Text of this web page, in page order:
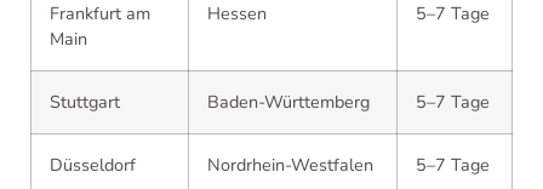
Frankfurt am
Main
Hessen 5–7 Tage
Stuttgart Baden-Württemberg 5–7 Tage
Düsseldorf Nordrhein-Westfalen 5–7 Tage